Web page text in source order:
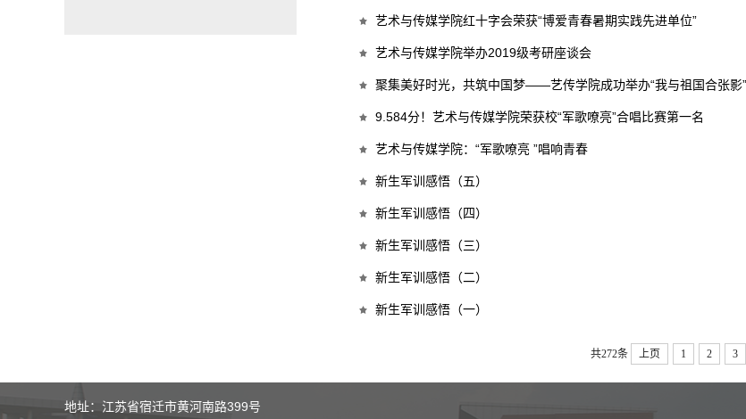
艺术与传媒学院红十字会荣获“博爱青春暑期实践先进单位”
艺术与传媒学院举办2019级考研座谈会
聚集美好时光，共筑中国梦——艺传学院成功举办“我与祖国合张影
9.584分！艺术与传媒学院荣获校“军歌嘹亮”合唱比赛第一名
艺术与传媒学院：“军歌嘹亮 ”唱响青春
新生军训感悟（五）
新生军训感悟（四）
新生军训感悟（三）
新生军训感悟（二）
新生军训感悟（一）
共272条 上页 1 2 3
地址：江苏省宿迁市黄河南路399号